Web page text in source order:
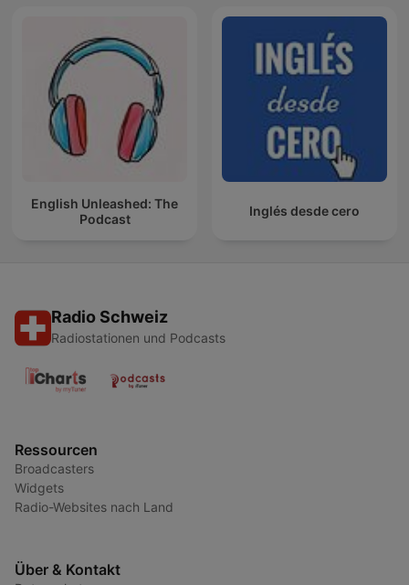
English Unleashed: The
Podcast
Inglés desde cero
Radio Schweiz
Radiostationen und Podcasts
Ressourcen
Broadcasters
Widgets
Radio-Websites nach Land
Über & Kontakt